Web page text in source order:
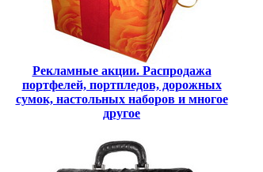
Рекламные акции. Распродажа
портфелей, портпледов, дорожных
сумок, настольных наборов и многое
другое